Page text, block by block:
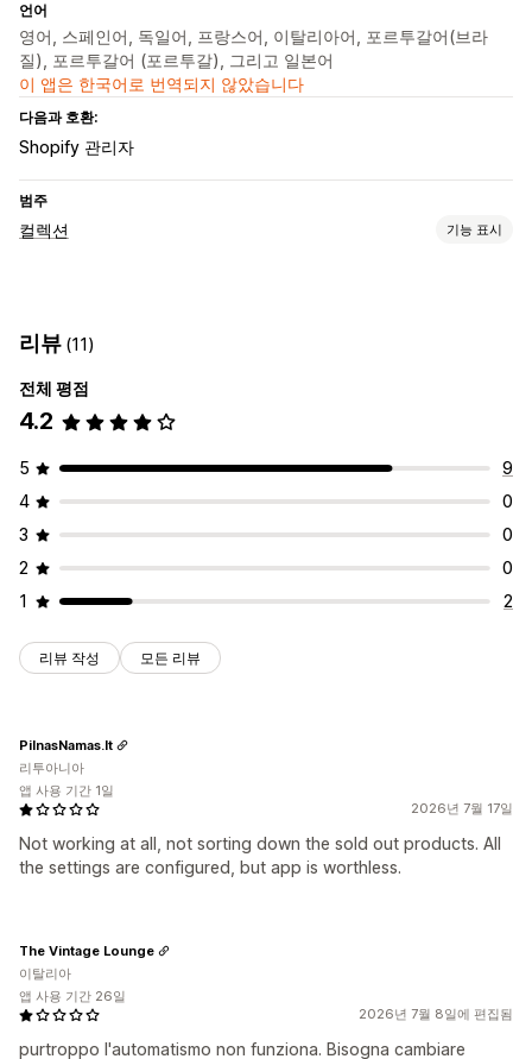
언어
영어, 스페인어, 독일어, 프랑스어, 이탈리아어, 포르투갈어(브라
질), 포르투갈어 (포르투갈), 그리고 일본어
이 앱은 한국어로 번역되지 않았습니다
다음과 호환:
Shopify 관리자
범주
컬렉션 기능 표시
제품 그룹화
컬렉션 관리
재고 알림 실시간 업데이트
리뷰 (11)
전체 평점
4.2
5
9
4
0
3
0
2
0
1
2
리뷰 작성 모든 리뷰
2026년 7월 17일
Not working at all, not sorting down the sold out products. All
the settings are configured, but app is worthless.
PilnasNamas.lt
리투아니아
앱 사용 기간 1일
2026년 7월 8일에 편집됨
purtroppo l'automatismo non funziona. Bisogna cambiare
The Vintage Lounge
이탈리아
앱 사용 기간 26일